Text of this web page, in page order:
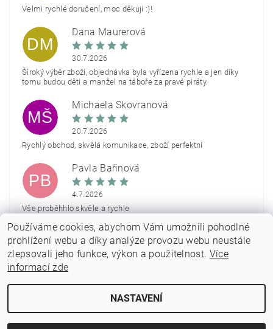
Velmi rychlé doručení, moc děkuji :)!
DM
Dana Maurerová
30.7.2026
Široký výběr zboží, objednávka byla vyřízena rychle a jen díky
tomu budou děti a manžel na táboře za pravé piráty.
MŠ
Michaela Škovranová
20.7.2026
Rychlý obchod, skvělá komunikace, zboží perfektní
PB
Pavla Bařinová
4.7.2026
Vše proběhhlo skvěle a rychle
Zobrazit další hodnocení
2026 © PARTYON.cz, všechna práva vyhrazena
Používáme cookies, abychom Vám umožnili pohodlné
prohlížení webu a díky analýze provozu webu neustále
zlepsovali jeho funkce, výkon a použitelnost. Více
informací zde
NASTAVENÍ